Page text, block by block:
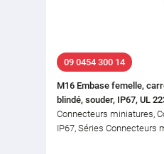
09 0454 300 14
M16 Embase femelle,
blindé, souder, IP67, UL
Connecteurs miniatures,
IP67, Séries Connecteurs